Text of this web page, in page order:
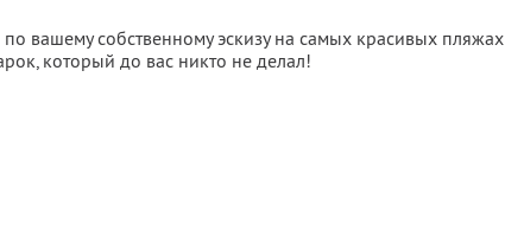
вашему собственному эскизу на самых красивых пляжах
который до вас никто не делал!